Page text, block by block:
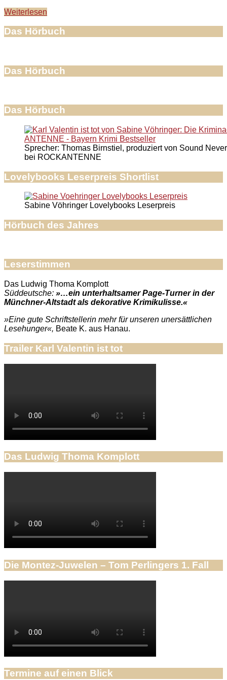
Weiterlesen
Das Hörbuch
Das Hörbuch
Das Hörbuch
Sprecher: Thomas Birnstiel, produziert von Sound
bei ROCKANTENNE
Lovelybooks Leserpreis Shortlist
Sabine Vöhringer Lovelybooks Leserpreis
Hörbuch des Jahres
Leserstimmen
Das Ludwig Thoma Komplott
Süddeutsche: »…ein unterhaltsamer Page-Turner in der
Münchner-Altstadt als dekorative Krimikulisse.«
»Eine gute Schriftstellerin mehr für unseren unersättlichen
Lesehunger«, Beate K. aus Hanau.
Trailer Karl Valentin ist tot
Das Ludwig Thoma Komplott
Die Montez-Juwelen – Tom Perlingers 1. Fall
Termine auf einen Blick